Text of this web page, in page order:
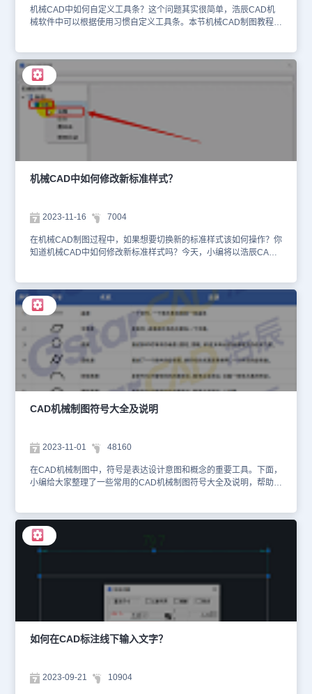
哦！
机械CAD中如何自定义工具条？这个问题其实很简单，浩辰CAD机
械软件中可以根据使用习惯自定义工具条。本节机械CAD制图教程，
CAD机械软件后，点击菜单栏中的【工具】—【自定义】—【界
面】。 2、执行命令后，在弹出的【自定义用户界面】对话框中，点
击树形列表中的【局部自定义文件】—【GSTARCAD
MECHANICAL】。右击【工具栏】后，在弹出的右键菜单中选择
【新建工具栏】。 3、根据个人需求设置新建的工具栏名称，这里我
们将新建的工具栏命名为【新建工具栏】。 4、可以在别的工具栏中
找到常用的命令，右键复制，然后粘贴到新建的工具栏中，例如新建
设置。返回CAD操作界面后，调用刚刚新建的工具栏，即可完成
CAD自定义工具条。以上就是浩辰CAD机械软件中自定义工具条的
具体操作步骤，你学会了吗？更多相关内容请关注浩辰CAD官网教程
机械CAD中如何修改新标准样式？
2023-11-16 7004
在机械CAD制图过程中，如果想要切换新的标准样式该如何操作？你
知道机械CAD中如何修改新标准样式吗？今天，小编将以浩辰CAD
1、打开浩辰CAD机械软件后，在菜单栏中点胶机【浩辰机械】—
【系统维护工具】—【样式管理器】。如下图所示： 2、执行命令
后，会弹出的【样式管理器】对话框，在【机械标准样式】列表中点
开【标准】，右击【GB】，在弹出的邮件菜单中点击【克隆】。
3、此时会弹出【克隆标准】对话框，在其中输入新的标准名称，点
击【OK】。 4、例如修改图层设置点开刚刚克隆的新标准，点击
【图层设置】，在图层列表中移除1-3图层。 5、设置完成后哦，关
闭【样式管理器】。再次点击【浩辰机械】菜单栏中的【系统维护工
具】，点击【标准切换】。 6、在弹出的【选择标准】对话框中，选
择刚刚新建的标准后，点击【确定】即可。 本节机械CAD制图教
程，小编给大家分享了浩辰CAD机械软件中修改新标准样式的详细操
文章中给大家分享，一定记得要关注浩辰CAD官网教程专区哦。
CAD机械制图符号大全及说明
2023-11-01 48160
在CAD机械制图中，符号是表达设计意图和概念的重要工具。下面，
小编给大家整理了一些常用的CAD机械制图符号大全及说明，帮助大
正确表达机械部件的设计意图非常重要，有需要的设计师朋友们可以
自行保存哦~
如何在CAD标注线下输入文字？
2023-09-21 10904